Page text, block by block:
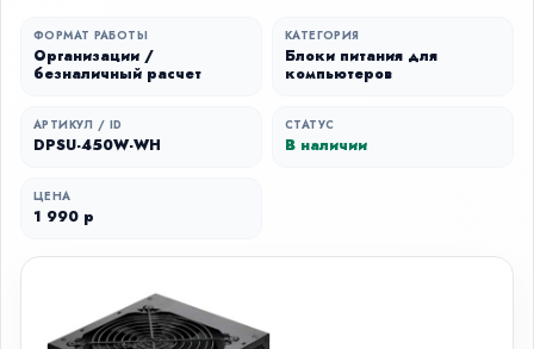
ФОРМАТ РАБОТЫ
Организации /
безналичный расчет
КАТЕГОРИЯ
Блоки питания для
компьютеров
АРТИКУЛ / ID
DPSU-450W-WH
СТАТУС
В наличии
ЦЕНА
1 990 р